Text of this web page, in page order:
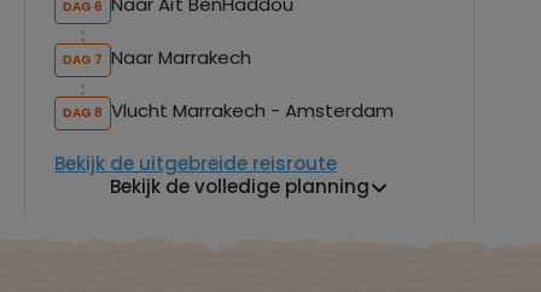
DAG 6
DAG 7 Naar Marrakech
DAG 8 Vlucht Marrakech - Amsterdam
Bekijk de uitgebreide reisroute
Bekijk de volledige planning